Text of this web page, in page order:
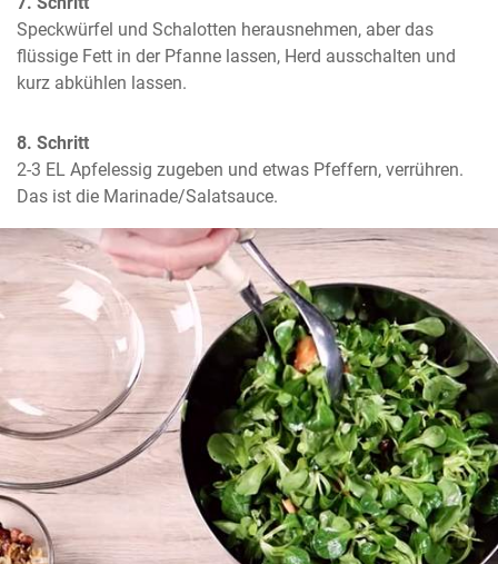
Speckwürfel und Schalotten herausnehmen, aber das
flüssige Fett in der Pfanne lassen, Herd ausschalten und
kurz abkühlen lassen.
8. Schritt
2-3 EL Apfelessig zugeben und etwas Pfeffern, verrühren.
Das ist die Marinade/Salatsauce.